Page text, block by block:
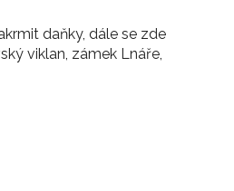
daňky, dále se zde
viklan, zámek Lnáře,